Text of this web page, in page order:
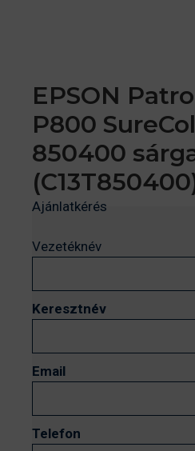
EPSON
P800
850400
Ajánlatkérés
Vezetéknév
Keresztnév
Email
Telefon